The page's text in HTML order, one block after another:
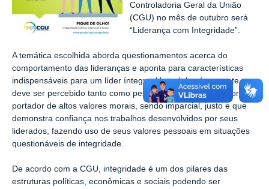
Controladoria Geral da União
(CGU) no mês de outubro será
“Liderança com Integridade”.
A temática escolhida aborda questionamentos acerca do
comportamento das lideranças e aponta para características
indispensáveis para um líder íntegro. Uma delas é que este
deve ser percebido tanto como pessoa quanto como gestor
portador de altos valores morais, sendo imparcial, justo e que
demonstra confiança nos trabalhos desenvolvidos por seus
liderados, fazendo uso de seus valores pessoais em situações
questionáveis de integridade.
De acordo com a CGU, integridade é um dos pilares das
estruturas políticas, econômicas e sociais podendo ser